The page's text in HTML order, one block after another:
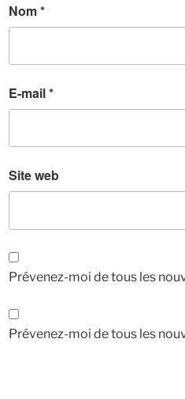
Nom*
E-mail*
Site web
Prévenez-moi de tous les
Prévenez-moi de tous les